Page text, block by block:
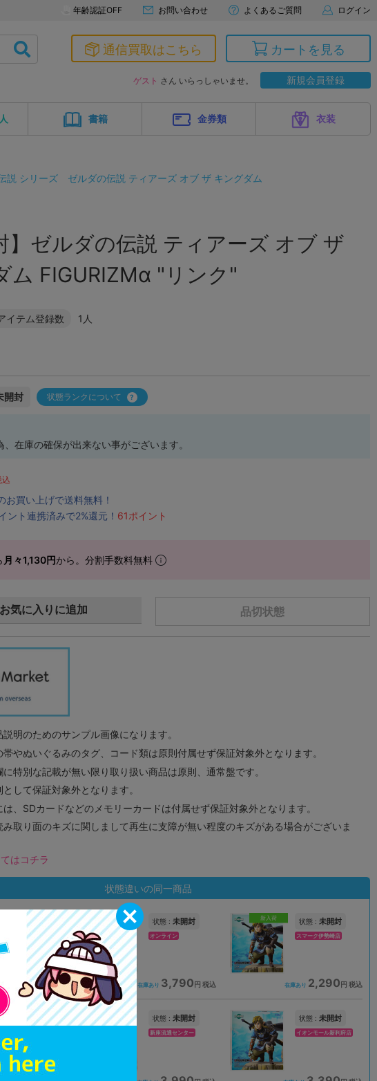
年齢認証OFF お問い合わせ よくあるご質問 ログイン
通信買取はこちら カートを見る
ゲスト さん いらっしゃいませ。 新規会員登録
書籍 金券類 衣装
説 シリーズ ゼルダの伝説 ティアーズ オブ ザ キングダム
】ゼルダの伝説 ティアーズ オブ ザ
ム FIGURIZMα "リンク"
イテム登録数 1人
開封 状態ランクについて
、在庫の確保が出来ない事がございます。
込
買い上げで送料無料！
ント連携済みで2%還元！ 61ポイント
月々1,130円から。分割手数料無料
品切状態
お気に入りに追加
明のためのサンプル画像になります。
やぬいぐるみのタグ、コード類は原則付属せず保証対象外となります。
特別な記載が無い限り取り扱い商品は原則、通常盤です。
として保証対象外となります。
、SDカードなどのメモリーカードは付属せず保証対象外となります。
み取り面のキズに関しまして再生に支障が無い程度のキズがある場合がございま
はコチラ
状態違いの同一商品
A
オンライン
り 3,880円 税込
状態 : 未開封
オンライン
在庫あり 3,790 円 税込
新入荷 状態 : 未開封
スマーク伊勢崎店
在庫あり 2,290 円 税込
未開封 状態 : 未開封
新座流通センター
状態 : 未開封
イオンモール新利府店